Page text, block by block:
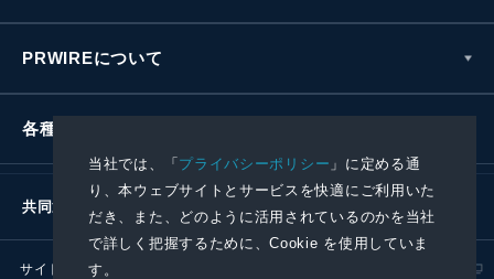
当社では、「プライバシーポリシー 」に定める通
り、本ウェブサイトとサービスを快適にご利用いた
だき、また、どのように活用されているのかを当社
で詳しく把握するために、Cookie を使用していま
す。
PRWIREについて
各種お問い合わせ
共同通信社グループ
サイトポリシー